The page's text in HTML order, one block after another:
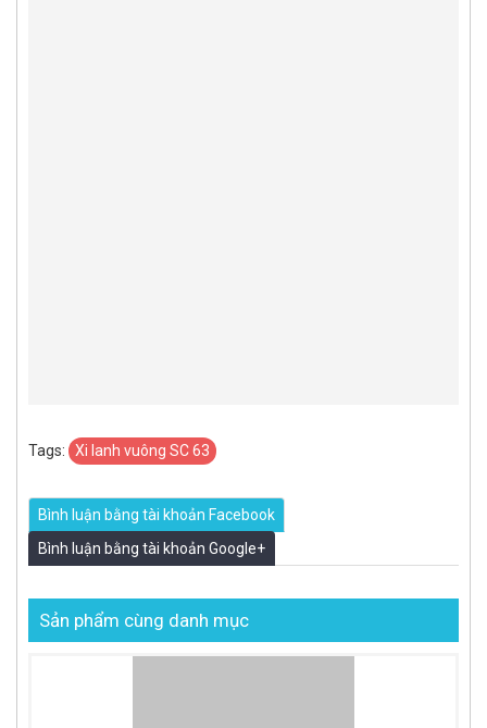
Tags: Xi lanh vuông SC 63
Bình luận bằng tài khoản Facebook
Bình luận bằng tài khoản Google+
Sản phẩm cùng danh mục